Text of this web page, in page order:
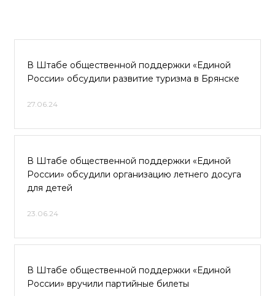
В Штабе общественной поддержки «Единой
России» обсудили развитие туризма в Брянске
27.06.24
В Штабе общественной поддержки «Единой
России» обсудили организацию летнего досуга
для детей
23.06.24
В Штабе общественной поддержки «Единой
России» вручили партийные билеты